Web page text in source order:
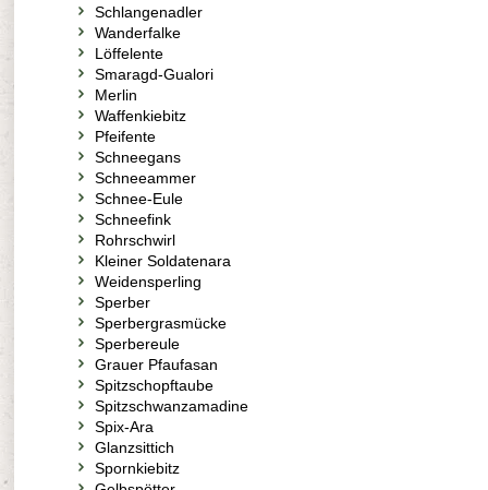
Schlangenadler
Wanderfalke
Löffelente
Smaragd-Gualori
Merlin
Waffenkiebitz
Pfeifente
Schneegans
Schneeammer
Schnee-Eule
Schneefink
Rohrschwirl
Kleiner Soldatenara
Weidensperling
Sperber
Sperbergrasmücke
Sperbereule
Grauer Pfaufasan
Spitzschopftaube
Spitzschwanzamadine
Spix-Ara
Glanzsittich
Spornkiebitz